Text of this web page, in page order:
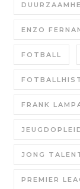
ENZO
FOTBALL
FRANK
JONG
PREMIER